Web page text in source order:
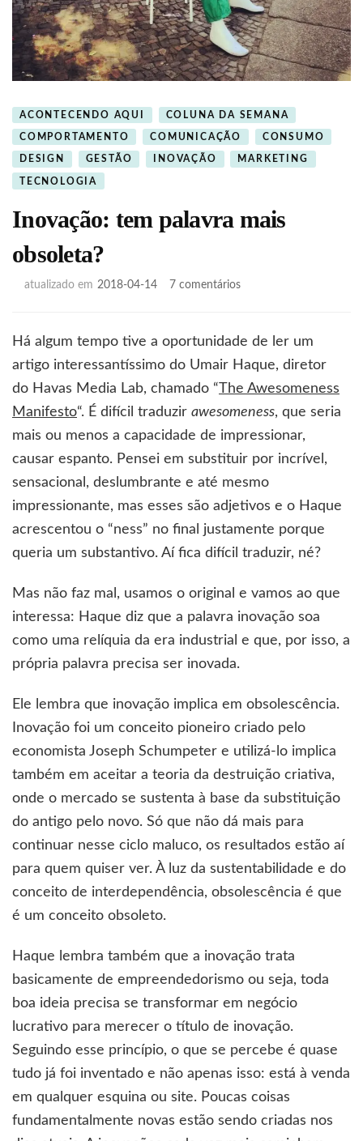
ACONTECENDO AQUI COLUNA DA SEMANA
COMPORTAMENTO COMUNICAÇÃO CONSUMO
DESIGN GESTÃO INOVAÇÃO MARKETING
TECNOLOGIA
Inovação: tem palavra mais
obsoleta?
atualizado em 2018-04-14 7 comentáriosem
palavra
obsoleta?
Há algum tempo tive a oportunidade de ler um
artigo interessantíssimo do Umair Haque, diretor
do Havas Media Lab, chamado “The Awesomeness
Manifesto“. É difícil traduzir awesomeness, que seria
mais ou menos a capacidade de impressionar,
causar espanto. Pensei em substituir por incrível,
sensacional, deslumbrante e até mesmo
impressionante, mas esses são adjetivos e o Haque
acrescentou o “ness” no final justamente porque
queria um substantivo. Aí fica difícil traduzir, né?
Mas não faz mal, usamos o original e vamos ao que
interessa: Haque diz que a palavra inovação soa
como uma relíquia da era industrial e que, por isso, a
própria palavra precisa ser inovada.
Ele lembra que inovação implica em obsolescência.
Inovação foi um conceito pioneiro criado pelo
economista Joseph Schumpeter e utilizá-lo implica
também em aceitar a teoria da destruição criativa,
onde o mercado se sustenta à base da substituição
do antigo pelo novo. Só que não dá mais para
continuar nesse ciclo maluco, os resultados estão aí
para quem quiser ver. À luz da sustentabilidade e do
conceito de interdependência, obsolescência é que
é um conceito obsoleto.
Haque lembra também que a inovação trata
basicamente de empreendedorismo ou seja, toda
boa ideia precisa se transformar em negócio
lucrativo para merecer o título de inovação.
Seguindo esse princípio, o que se percebe é quase
tudo já foi inventado e não apenas isso: está à venda
em qualquer esquina ou site. Poucas coisas
fundamentalmente novas estão sendo criadas nos